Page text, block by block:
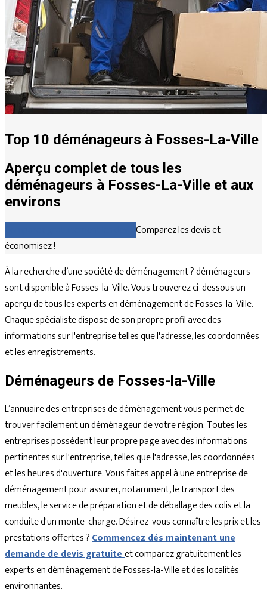
Top 10 déménageurs à Fosses-La-Ville
Aperçu complet de tous les
déménageurs à Fosses-La-Ville et aux
environs
Comparez les devis et
économisez !
À la recherche d’une société de déménagement ? déménageurs
sont disponible à Fosses-la-Ville. Vous trouverez ci-dessous un
aperçu de tous les experts en déménagement de Fosses-la-Ville.
Chaque spécialiste dispose de son propre profil avec des
informations sur l'entreprise telles que l'adresse, les coordonnées
et les enregistrements.
Déménageurs de Fosses-la-Ville
L’annuaire des entreprises de déménagement vous permet de
trouver facilement un déménageur de votre région. Toutes les
entreprises possèdent leur propre page avec des informations
pertinentes sur l'entreprise, telles que l'adresse, les coordonnées
et les heures d'ouverture. Vous faites appel à une entreprise de
déménagement pour assurer, notamment, le transport des
meubles, le service de préparation et de déballage des colis et la
conduite d'un monte-charge. Désirez-vous connaître les prix et les
prestations offertes ?Commencez dès maintenant une
demande de devis gratuiteet comparez gratuitement les
experts en déménagement de Fosses-la-Ville et des localités
environnantes.